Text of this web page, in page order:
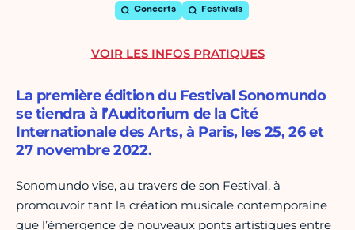
Concerts Festivals
La première édition du Festival Sonomundo
se tiendra à l’Auditorium de la Cité
Internationale des Arts, à Paris, les 25, 26 et
27 novembre 2022.
Sonomundo vise, au travers de son Festival, à
promouvoir tant la création musicale contemporaine
que l’émergence de nouveaux ponts artistiques entre
VOIR LES INFOS PRATIQUES